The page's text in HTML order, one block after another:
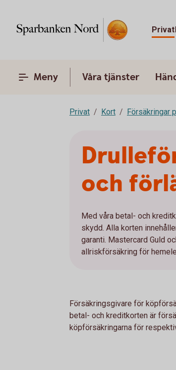
Privat
Meny Våra tjänster
Privat Kort Försäkringar
och
Med våra betal- och
skydd. Alla korten
garanti. Mastercard Guld
allriskförsäkring för
Försäkringsgivare för
betal- och kreditkorten är
köpförsäkringarna för